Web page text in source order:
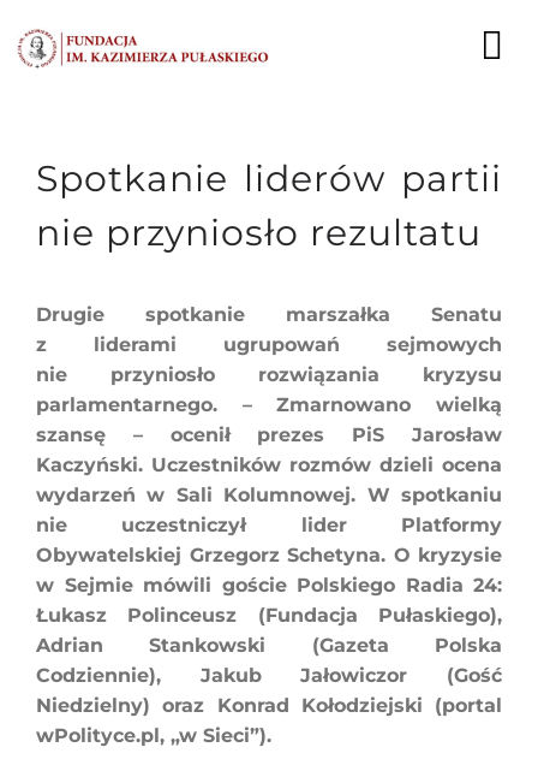
do
zawartości
EKSPERCI
DZIAŁALNOŚĆ
FUNDACJA
KONTAKT
Szukaj
Spotkanie liderów partii
nie przyniosło rezultatu
Drugie spotkanie marszałka Senatu
z liderami ugrupowań sejmowych
nie przyniosło rozwiązania kryzysu
parlamentarnego. – Zmarnowano wielką
szansę – ocenił prezes PiS Jarosław
Kaczyński. Uczestników rozmów dzieli ocena
wydarzeń w Sali Kolumnowej. W spotkaniu
nie uczestniczył lider Platformy
Obywatelskiej Grzegorz Schetyna. O kryzysie
w Sejmie mówili goście Polskiego Radia 24:
Łukasz Polinceusz (Fundacja Pułaskiego),
Adrian Stankowski (Gazeta Polska
Codziennie), Jakub Jałowiczor (Gość
Niedzielny) oraz Konrad Kołodziejski (portal
wPolityce.pl, „w Sieci”).